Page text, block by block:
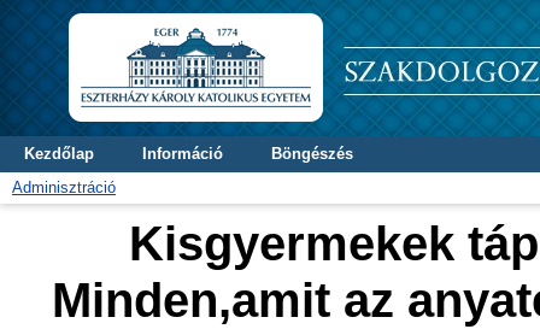
Kezdőlap Információ
Böngészés
Adminisztráció
Kisgyermekek
Minden,amit az